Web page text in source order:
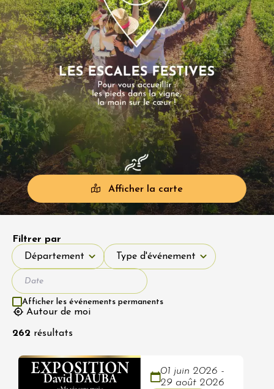
Afficher la carte
Autour de moi
Filtrer par
Département
Département
Type d'événement
Type d'événement
Afficher les événements permanents
262 résultats
01 juin 2026 -
29 août 2026